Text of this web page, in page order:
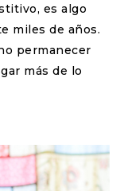
es algo
miles de años.
permanecer
más de lo